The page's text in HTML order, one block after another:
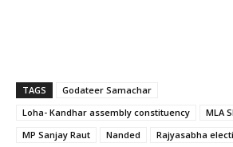
TAGS
Godateer Samachar
Loha- Kandhar assembly constituency
MLA
MP Sanjay Raut
Nanded Rajyasabha